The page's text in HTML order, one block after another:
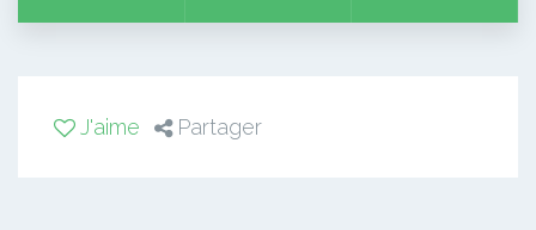
J'aime Partager